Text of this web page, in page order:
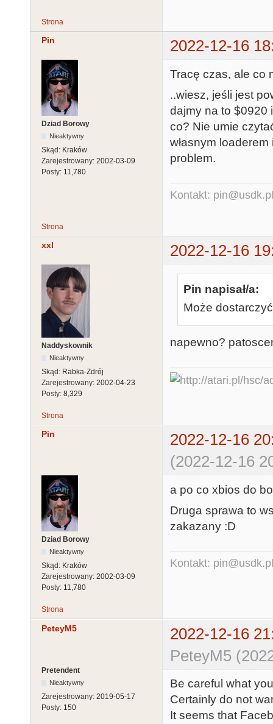
Strona
Pin 2022-12-16
Dziad Borowy
Nieaktywny
Skąd: Kraków
Zarejestrowany: 2002-03-09
Posty: 11,780
Tracę czas, ale co
..wiesz, jeśli jest
dajmy na to $0920
co? Nie umie
własnym
problem.
Kontakt: pin@usdk.pl
Strona
xxl 2022-12-16
Naddyskownik
Nieaktywny
Skąd: Rabka-Zdrój
Zarejestrowany: 2002-04-23
Posty: 8,329
Pin napisał/a:
Może
napewno?
Strona
Pin
2022-12-16
(2022-12-16
Dziad Borowy
Nieaktywny
Skąd: Kraków
Zarejestrowany: 2002-03-09
Posty: 11,780
a po co xbios do
Druga sprawa to
zakazany :D
Kontakt: pin@usdk.pl
Strona
PeteyM5
2022-12-16
PeteyM5
Pretendent
Nieaktywny
Zarejestrowany: 2019-05-17
Posty: 150
Be careful what
Certainly do not
It seems that